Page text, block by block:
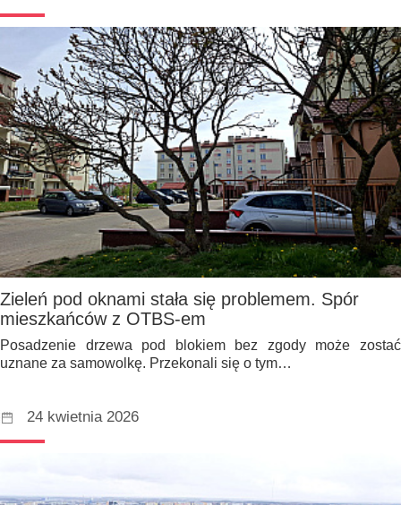
Zieleń pod oknami stała się problemem. Spór
mieszkańców z OTBS-em
Posadzenie drzewa pod blokiem bez zgody może zostać
uznane za samowolkę. Przekonali się o tym…
24 kwietnia 2026